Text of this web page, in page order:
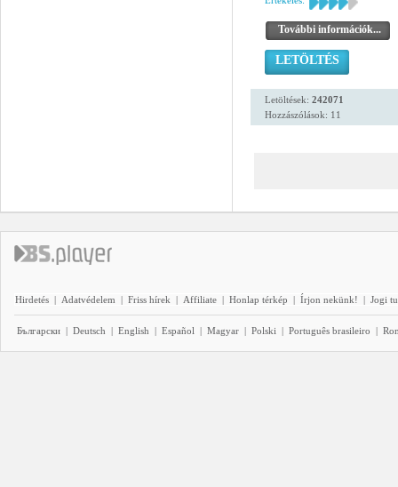
További információk...
LETÖLTÉS
Letöltések: 242071
Hozzászólások: 11
Hirdetés | Adatvédelem | Friss hírek | Affiliate | Honlap térkép | Írjon nekünk! | Jogi
Български | Deutsch | English | Español | Magyar | Polski | Português brasileiro |